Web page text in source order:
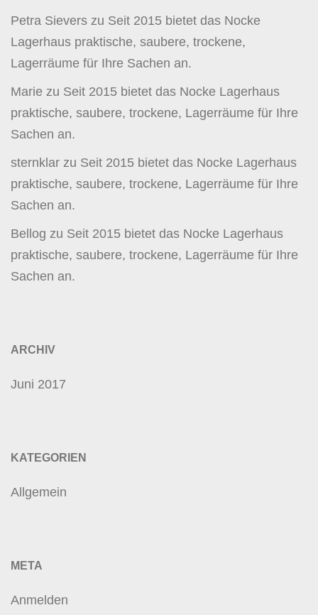
Petra Sievers zu Seit 2015 bietet das Nocke
Lagerhaus praktische, saubere, trockene,
Lagerräume für Ihre Sachen an.
Marie zu Seit 2015 bietet das Nocke Lagerhaus
praktische, saubere, trockene, Lagerräume für Ihre
Sachen an.
sternklar zu Seit 2015 bietet das Nocke Lagerhaus
praktische, saubere, trockene, Lagerräume für Ihre
Sachen an.
Bellog zu Seit 2015 bietet das Nocke Lagerhaus
praktische, saubere, trockene, Lagerräume für Ihre
Sachen an.
ARCHIV
Juni 2017
KATEGORIEN
Allgemein
META
Anmelden